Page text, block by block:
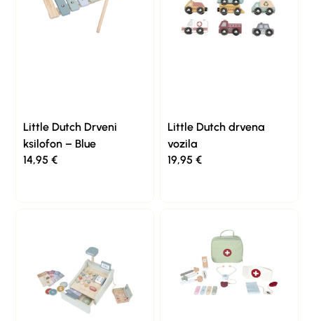
Little Dutch Drveni
ksilofon – Blue
14,95€
Little Dutch drvena
vozila
19,95 €